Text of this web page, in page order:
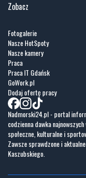
Zobacz
Fotogalerie
Nasze HotSpoty
Nasze kamery
Praca
Praca IT Gdańsk
GoWork.pl
Dodaj ofertę pracy
Nadmorski24.pl - portal
codzienna dawka
społeczne, kulturalne i
Zawsze sprawdzone i
Kaszubskiego.